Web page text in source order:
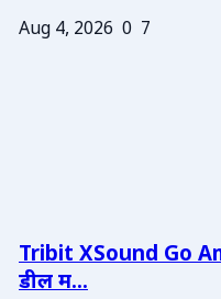
Aug 4, 2026 0 7
Tribit XSound Go
डील म...